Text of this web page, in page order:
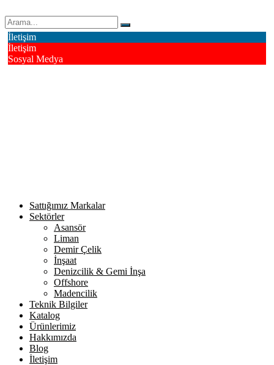
İletişim
İletişim
Sosyal Medya
Sattığımız Markalar
Sektörler
Asansör
Liman
Demir Çelik
İnşaat
Denizcilik & Gemi İnşa
Offshore
Madencilik
Teknik Bilgiler
Katalog
Ürünlerimiz
Hakkımızda
Blog
İletişim